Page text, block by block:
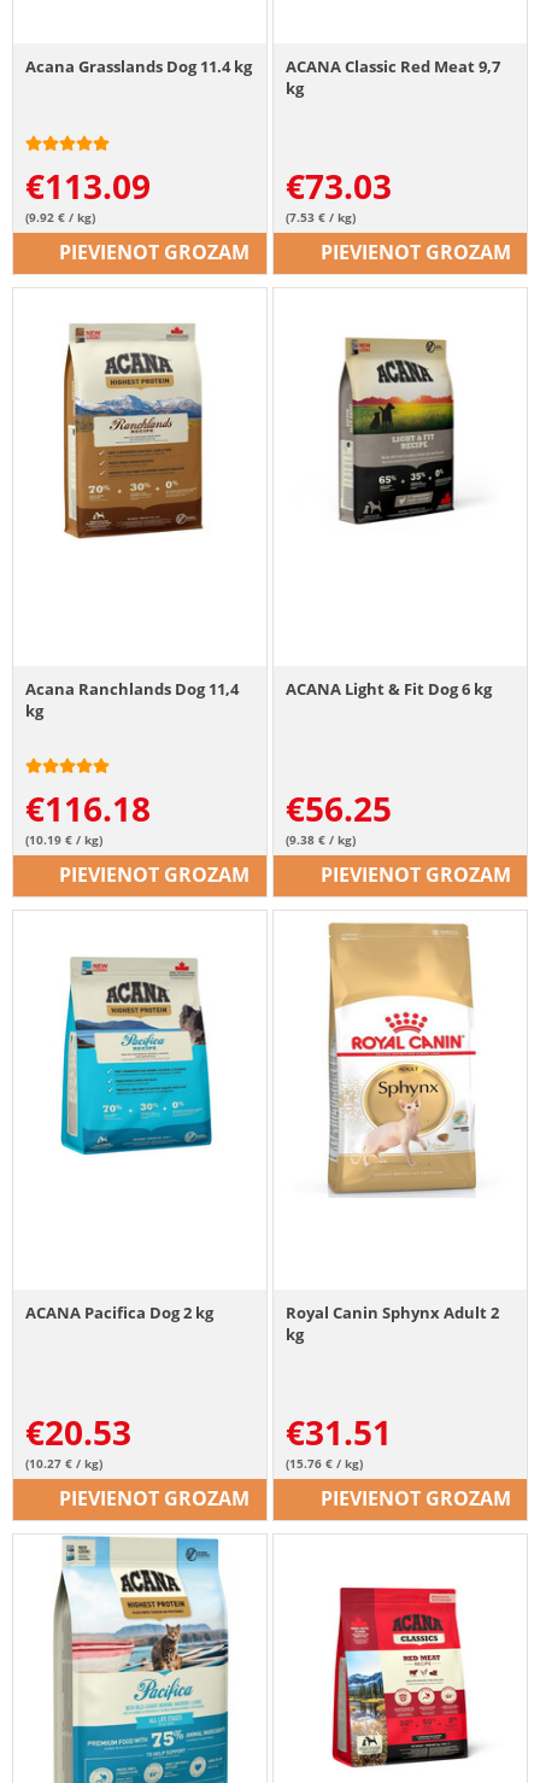
Acana Grasslands Dog 11.4 kg
€113.09
(9.92 € / kg)
PIEVIENOT GROZAM
ACANA Classic Red Meat 9,7
kg
€73.03
(7.53 € / kg)
PIEVIENOT GROZAM
Acana Ranchlands Dog 11,4
kg
€116.18
(10.19 € / kg)
PIEVIENOT GROZAM
ACANA Light & Fit Dog 6 kg
€56.25
(9.38 € / kg)
PIEVIENOT GROZAM
ACANA Pacifica Dog 2 kg
€20.53
(10.27 € / kg)
PIEVIENOT GROZAM
Royal Canin Sphynx Adult 2
kg
€31.51
(15.76 € / kg)
PIEVIENOT GROZAM